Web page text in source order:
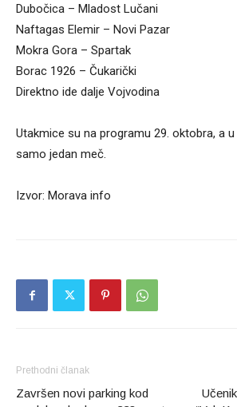
Dubočica – Mladost Lučani
Naftagas Elemir – Novi Pazar
Mokra Gora – Spartak
Borac 1926 – Čukarički
Direktno ide dalje Vojvodina
Utakmice su na programu 29. oktobra, a
samo jedan meč.
Izvor: Morava info
Prethodni članak
Završen novi parking kod